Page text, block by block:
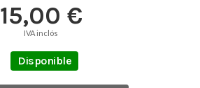
15,00 €
IVA inclós
Disponible